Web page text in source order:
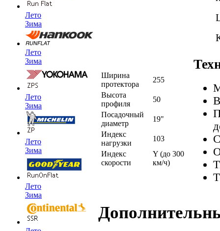
Лето
Зима
Лето
Зима
Лето
Зима
Лето
Зима
Лето
Зима
Ширина
протектора
255
Высота
профиля
50
Посадочный
диаметр
19"
Индекс
нагрузки
103
Индекс
скорости
Y (до 300
км/ч)